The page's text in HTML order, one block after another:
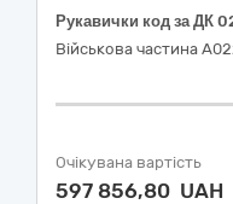
Військова частина
Очікувана вартість
597 856,80 UAH